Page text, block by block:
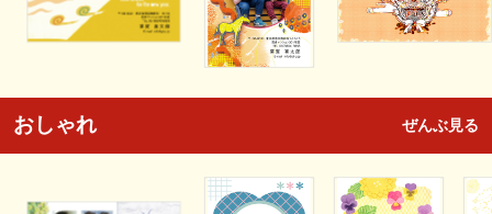
おしゃれ ぜんぶ見る